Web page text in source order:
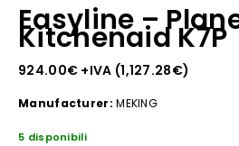
Easyline –
Kitchenaid K7P
924.00€ +IVA (1,127.28€)
Manufacturer: MEKING
5 disponibili